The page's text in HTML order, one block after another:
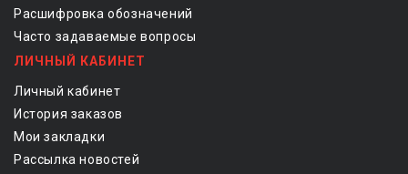
Расшифровка обозначений
Часто задаваемые вопросы
ЛИЧНЫЙ КАБИНЕТ
Личный кабинет
История заказов
Мои закладки
Рассылка новостей